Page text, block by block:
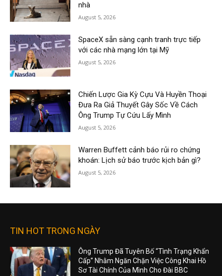
nhà
August 5, 2026
SpaceX sẵn sàng cạnh tranh trực tiếp
với các nhà mạng lớn tại Mỹ
August 5, 2026
Chiến Lược Gia Kỳ Cựu Và Huyền Thoại
Đưa Ra Giả Thuyết Gây Sốc Về Cách
Ông Trump Tự Cứu Lấy Mình
August 5, 2026
Warren Buffett cảnh báo rủi ro chứng
khoán: Lịch sử báo trước kịch bản gì?
August 5, 2026
TIN HOT TRONG NGÀY
Ông Trump Đã Tuyên Bố “Tình Trạng Khẩn
Cấp” Nhằm Ngăn Chặn Việc Công Khai Hồ
Sơ Tài Chính Của Mình Cho Đài BBC